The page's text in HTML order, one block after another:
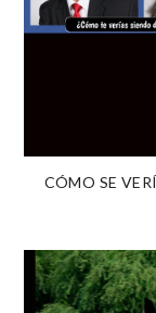
CÓMO SE